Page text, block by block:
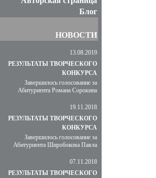
Блог
НОВОСТИ
13.08.2019
РЕЗУЛЬТАТЫ ТВОРЧЕСКОГО
КОНКУРСА
Завершилось голосование за
Абитуриента Романа Сорокина
19.11.2018
РЕЗУЛЬТАТЫ ТВОРЧЕСКОГО
КОНКУРСА
Завершилось голосование за
Абитуриента Широбокова Павла
07.11.2018
РЕЗУЛЬТАТЫ ТВОРЧЕСКОГО